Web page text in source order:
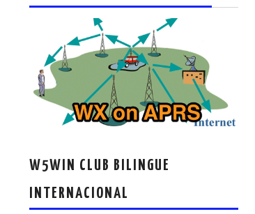
W5WIN CLUB BILINGUE
INTERNACIONAL